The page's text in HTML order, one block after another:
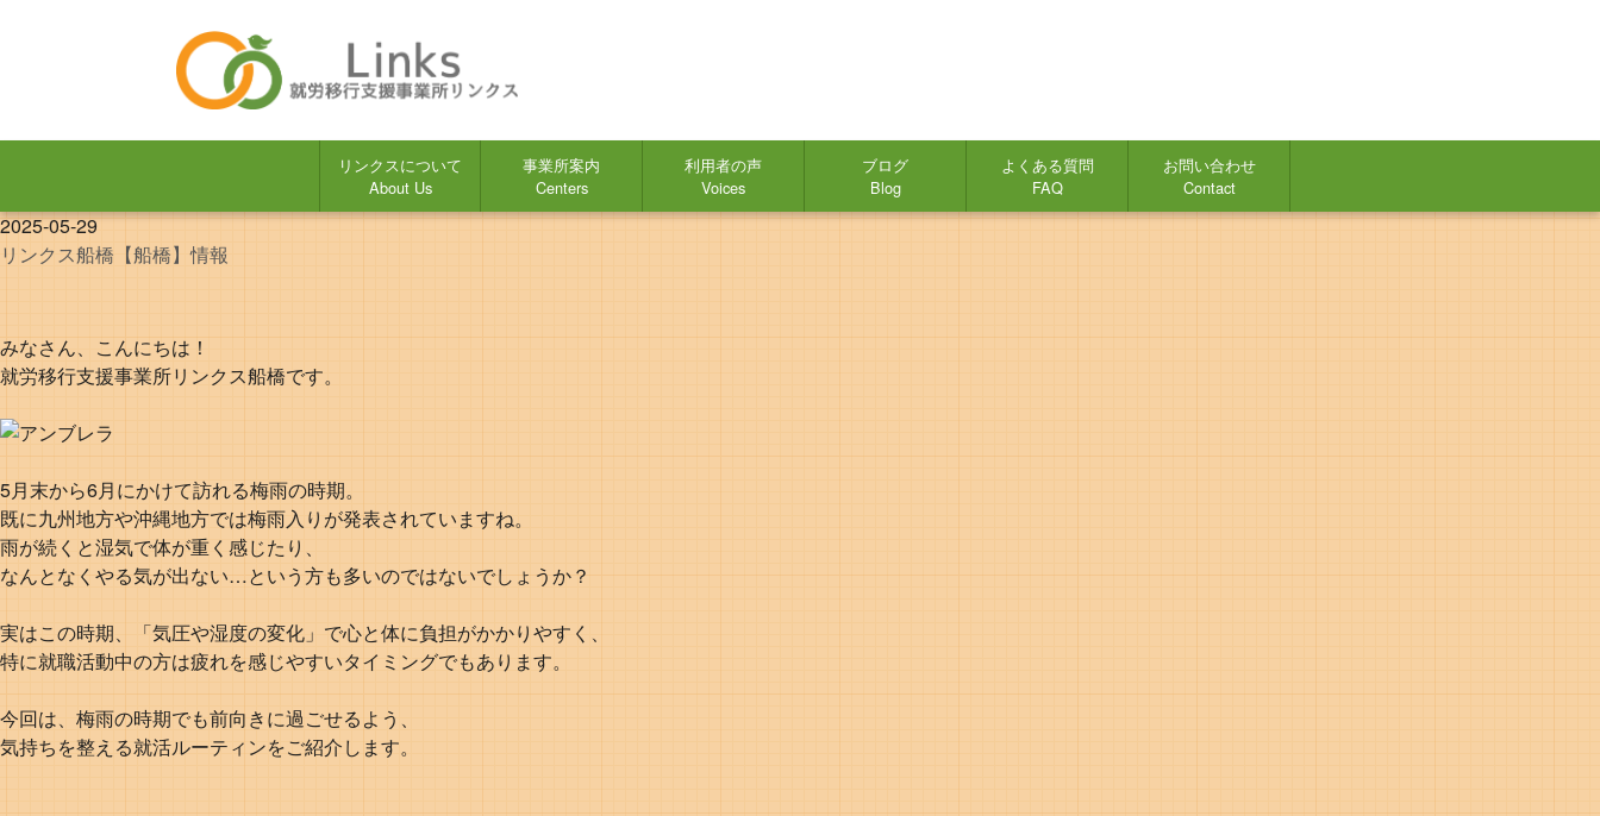
リンクスについて
About Us
事業所案内
Centers
利用者の声
Voices
ブログ
Blog
よくある質問
FAQ
お問い合わせ
Contact
2025-05-29
リンクス船橋 【船橋】情報
みなさん、こんにちは！
就労移行支援事業所リンクス船橋です。
5月末から6月にかけて訪れる梅雨の時期。
既に九州地方や沖縄地方では梅雨入りが発表されていますね。
雨が続くと湿気で体が重く感じたり、
なんとなくやる気が出ない…という方も多いのではないでしょうか？
実はこの時期、「気圧や湿度の変化」で心と体に負担がかかりやすく、
特に就職活動中の方は疲れを感じやすいタイミングでもあります。
今回は、梅雨の時期でも前向きに過ごせるよう、
気持ちを整える就活ルーティンをご紹介します。